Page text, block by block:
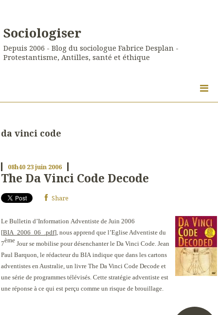
Sociologiser
Depuis 2006 - Blog du sociologue Fabrice Desplan -
Protestantisme, Antilles, santé et éthique
da vinci code
08h40 23juin 2006
The Da Vinci Code Decode
Share
Le Bulletin d’Information Adventiste de Juin 2006
[BIA_2006_06_.pdf], nous apprend que l’Eglise Adventiste du
7ème Jour se mobilise pour désenchanter le Da Vinci Code. Jean
Paul Barquon , le rédacteur du BIA indique que dans les cartons
adventistes en Australie, un livre The Da Vinci Code Decode et
une série de programmes télévisés. Cette stratégie adventiste est
une réponse à ce qui est perçu comme un risque de brouillage.